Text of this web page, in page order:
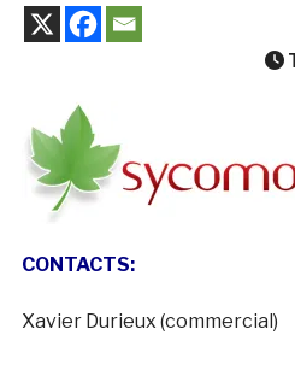
CONTACTS:
Xavier Durieux (commercial)